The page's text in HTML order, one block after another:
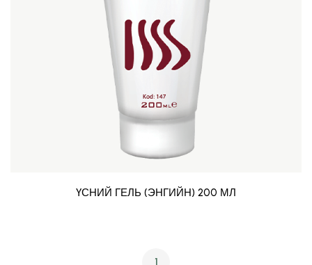
ҮСНИЙ ГЕЛЬ (ЭНГИЙН) 200 МЛ
1